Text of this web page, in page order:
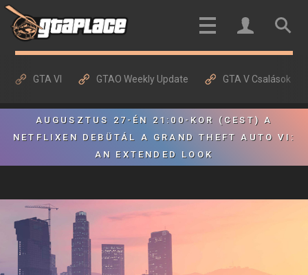
GTA VI GTAO Weekly Update GTA V Csalások
AUGUSZTUS 27-ÉN 21:00-KOR (CEST) A
NETFLIXEN DEBÜTÁL A GRAND THEFT AUTO VI:
AN EXTENDED LOOK